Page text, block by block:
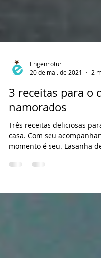
20 de mai. de 2021
2
3 receitas para o
namorados
Três receitas deliciosas
momento é seu. Lasanha
Ingredientes...